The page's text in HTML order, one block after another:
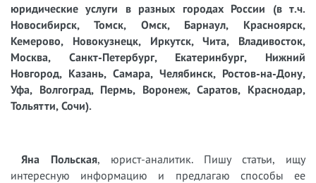
юридические услуги в разных городах России (в т.ч.
Новосибирск, Томск, Омск, Барнаул, Красноярск,
Кемерово, Новокузнецк, Иркутск, Чита, Владивосток,
Москва, Санкт-Петербург, Екатеринбург, Нижний
Новгород, Казань, Самара, Челябинск, Ростов-на-Дону,
Уфа, Волгоград, Пермь, Воронеж, Саратов, Краснодар,
Тольятти, Сочи).
Яна Польская, юрист-аналитик. Пишу статьи, ищу
интересную информацию и предлагаю способы ее